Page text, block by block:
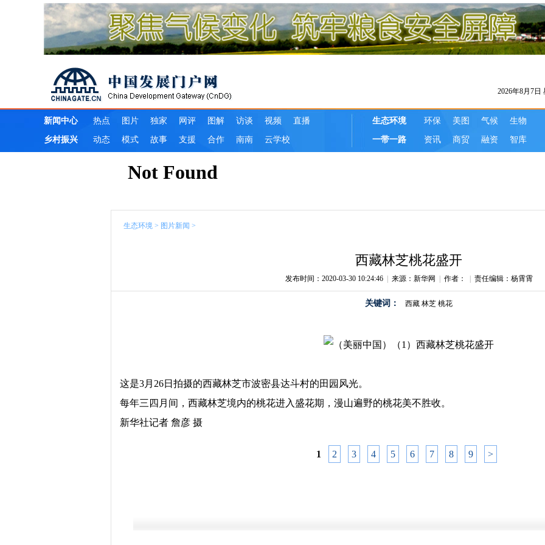
生态环境 > 图片新闻 >
西藏林芝桃花盛开
发布时间：2020-03-30 10:24:46| 来源：新华网 作者： 责任编辑：杨霄霄
关键词： 西藏 林芝 桃花
这是3月26日拍摄的西藏林芝市波密县达斗村的田园风光。
每年三四月间，西藏林芝境内的桃花进入盛花期，漫山遍野的桃花美不胜收。
新华社记者 詹彦 摄
1 2 3 4 5 6 7 8 9 >